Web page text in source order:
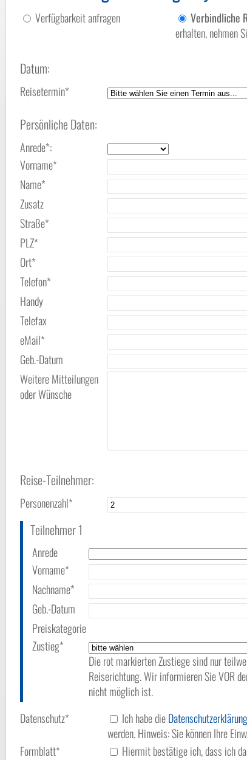
Verfügbarkeit anfragen Verbindliche
erhalten, nehmen
Datum:
Reisetermin*
Persönliche Daten:
Anrede*:
Vorname*
Name*
Zusatz
Straße*
PLZ*
Ort*
Telefon*
Handy
Telefax
eMail*
Geb.-Datum
Weitere Mitteilungen
oder Wünsche
Reise-Teilnehmer:
Personenzahl*
Teilnehmer 1
Anrede
Vorname*
Nachname*
Geb.-Datum
Preiskategorie
Zustieg*
Die rot markierten Zustiege sind nur
Reiserichtung. Wir informieren Sie VOR
nicht möglich ist.
Datenschutz* Ich habe dieDatenschutzerklärung
werden. Hinweis: Sie können Ihre
Formblatt*
Hiermit bestätige ich, dass ich